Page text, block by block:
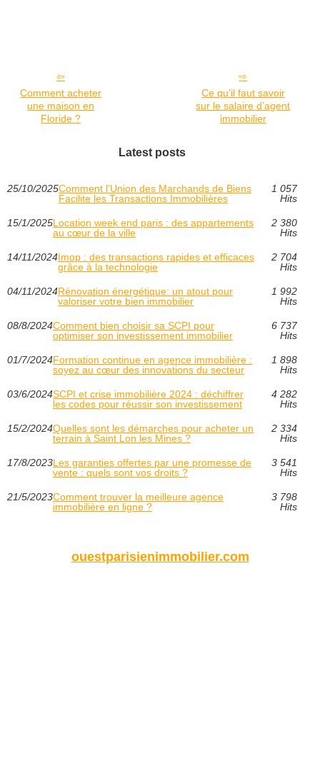
Comment acheter
une maison en
Floride ?
Ce qu'il faut savoir
sur le salaire d’agent
immobilier
Latest posts
25/10/2025Comment l'Union des Marchands de Biens
Facilite les Transactions Immobilières
1 057
Hits
15/1/2025Location week end paris : des appartements
au cœur de la ville
2 380
Hits
14/11/2024Imop : des transactions rapides et efficaces
grâce à la technologie
2 704
Hits
04/11/2024Rénovation énergétique: un atout pour
valoriser votre bien immobilier
1 992
Hits
08/8/2024Comment bien choisir sa SCPI pour
optimiser son investissement immobilier
6 737
Hits
01/7/2024Formation continue en agence immobilière :
soyez au cœur des innovations du secteur
1 898
Hits
03/6/2024SCPI et crise immobilière 2024 : déchiffrer
les codes pour réussir son investissement
4 282
Hits
15/2/2024Quelles sont les démarches pour acheter un
terrain à Saint Lon les Mines ?
2 334
Hits
17/8/2023Les garanties offertes par une promesse de
vente : quels sont vos droits ?
3 541
Hits
21/5/2023Comment trouver la meilleure agence
immobilière en ligne ?
3 798
Hits
ouestparisienimmobilier.com